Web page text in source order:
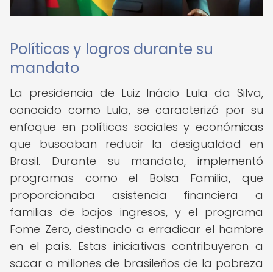
Políticas y logros durante su
mandato
La presidencia de Luiz Inácio Lula da Silva,
conocido como Lula, se caracterizó por su
enfoque en políticas sociales y económicas
que buscaban reducir la desigualdad en
Brasil. Durante su mandato, implementó
programas como el Bolsa Familia, que
proporcionaba asistencia financiera a
familias de bajos ingresos, y el programa
Fome Zero, destinado a erradicar el hambre
en el país. Estas iniciativas contribuyeron a
sacar a millones de brasileños de la pobreza